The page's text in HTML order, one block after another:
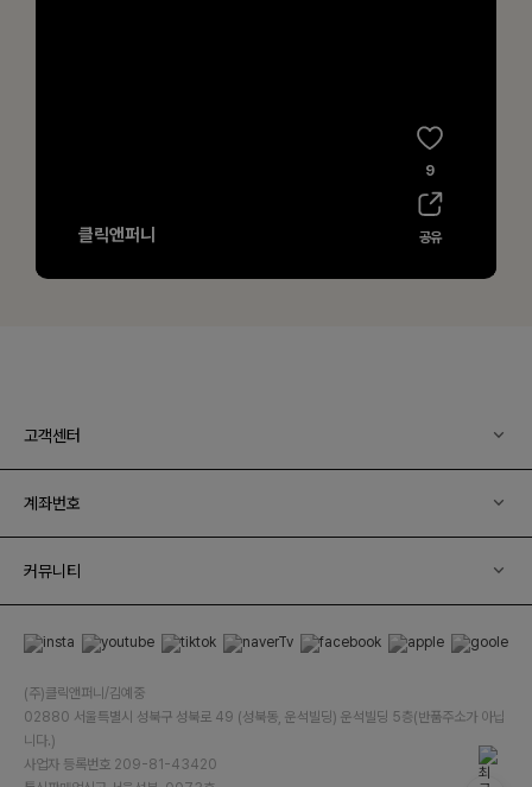
고객센터
계좌번호
커뮤니티
(주)클릭앤퍼니/김예중
02880 서울특별시 성북구 성북로 49 (성북동, 운석빌딩) 운석빌딩 5층(반품주소가 아닙
니다.)
사업자 등록번호 209-81-43420